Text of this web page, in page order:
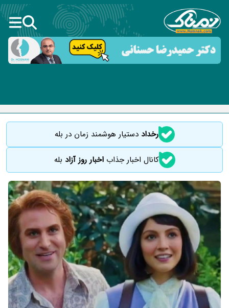
رخداددستیار هوشمند زمان در بله
کانال اخبار جذاباخبار روز آزاد بله